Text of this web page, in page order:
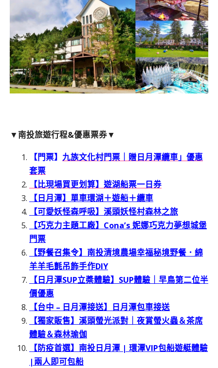
▼南投旅遊行程&優惠票券▼
【門票】 九族文化村門票｜贈日月潭纜車」優惠
套票
【比現場買更划算】遊湖船票一日券
【日月潭】單車環湖＋遊船＋纜車
【可愛妖怪森呼吸】溪頭妖怪村森林之旅
【巧克力主題工廠】Cona’s 妮娜巧克力夢想城堡
門票
【野餐召集令】南投清境農場幸福秘境野餐．綿
羊羊毛氈吊飾手作DIY
【日月潭SUP立槳體驗】SUP體驗｜早鳥第二位半
價優惠
【台中 – 日月潭接送】日月潭包車接送
【獨家販售】溪頭螢光派對｜夜賞螢火蟲＆茶席
體驗＆森林瑜伽
【防疫首選】南投日月潭 | 環潭VIP包船遊艇體驗
|兩人即可包船